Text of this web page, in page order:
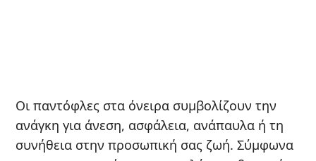
Οι παντόφλες στα όνειρα συμβολίζουν την
ανάγκη για άνεση, ασφάλεια, ανάπαυλα ή τη
συνήθεια στην προσωπική σας ζωή. Σύμφωνα